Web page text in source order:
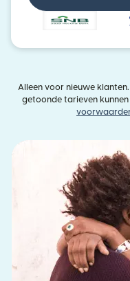
Alleen voor nieuwe
getoonde tarieven